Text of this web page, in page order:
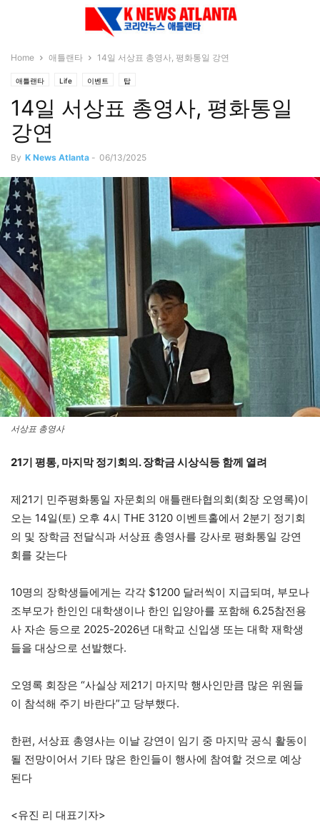
Home 애틀랜타 14일 서상표 총영사, 평화통일 강연
애틀랜타 Life 이벤트 탑
14일 서상표 총영사, 평화통일
강연
By K News Atlanta - 06/13/2025
서상표 총영사
21기 평통, 마지막 정기회의. 장학금 시상식등 함께 열려
제21기 민주평화통일 자문회의 애틀랜타협의회(회장 오영록)이
오는 14일(토) 오후 4시 THE 3120 이벤트홀에서 2분기 정기회
의 및 장학금 전달식과 서상표 총영사를 강사로 평화통일 강연
회를 갖는다
10명의 장학생들에게는 각각 $1200 달러씩이 지급되며, 부모나
조부모가 한인인 대학생이나 한인 입양아를 포함해 6.25참전용
사 자손 등으로 2025-2026년 대학교 신입생 또는 대학 재학생
들을 대상으로 선발했다.
오영록 회장은 “사실상 제21기 마지막 행사인만큼 많은 위원들
이 참석해 주기 바란다”고 당부했다.
한편, 서상표 총영사는 이날 강연이 임기 중 마지막 공식 활동이
될 전망이어서 기타 많은 한인들이 행사에 참여할 것으로 예상
된다
<유진 리 대표기자>